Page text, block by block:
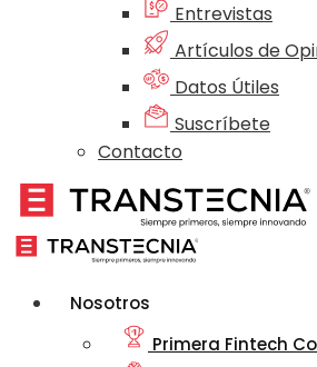
Entrevistas
Artículos de
Datos Útiles
Suscríbete
Contacto
Nosotros
Primera Fintech